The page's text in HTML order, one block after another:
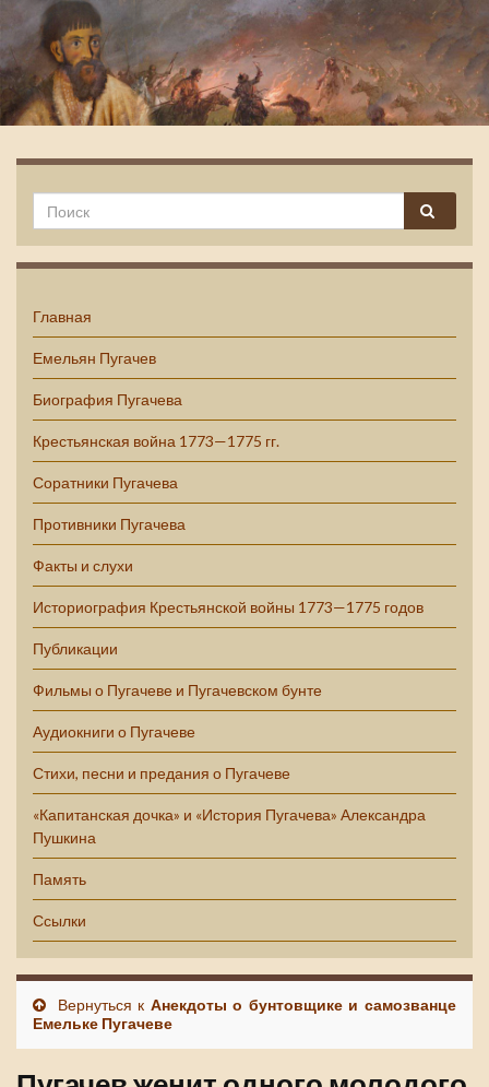
Емельян Пугачев
Главная
Емельян Пугачев
Биография Пугачева
Крестьянская война 1773—1775 гг.
Соратники Пугачева
Противники Пугачева
Факты и слухи
Историография Крестьянской войны 1773—1775 годов
Публикации
Фильмы о Пугачеве и Пугачевском бунте
Аудиокниги о Пугачеве
Стихи, песни и предания о Пугачеве
«Капитанская дочка» и «История Пугачева» Александра
Пушкина
Память
Ссылки
Вернуться к Анекдоты о бунтовщике и самозванце
Емельке Пугачеве